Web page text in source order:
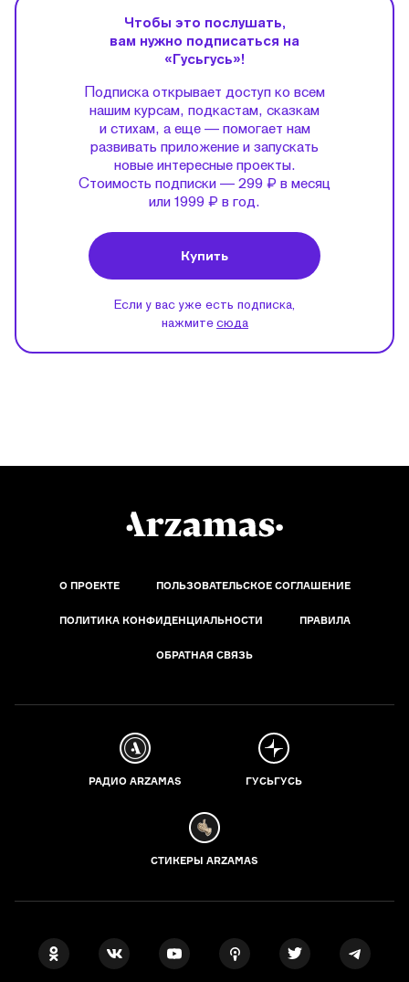
Чтобы это послушать,
вам нужно подписаться на
«Гусьгусь»!
Подписка открывает доступ ко всем
нашим курсам, подкастам, сказкам
и стихам, а еще — помогает нам
развивать приложение и запускать
новые интересные проекты.
Стоимость подписки — 299 ₽ в месяц
или 1999 ₽ в год.
Купить
Если у вас уже есть подписка,
нажмите сюда
О ПРОЕКТЕ ПОЛЬЗОВАТЕЛЬСКОЕ СОГЛАШЕНИЕ
ПОЛИТИКА КОНФИДЕНЦИАЛЬНОСТИ ПРАВИЛА
ОБРАТНАЯ СВЯЗЬ
РАДИО ARZAMAS ГУСЬГУСЬ
СТИКЕРЫ ARZAMAS